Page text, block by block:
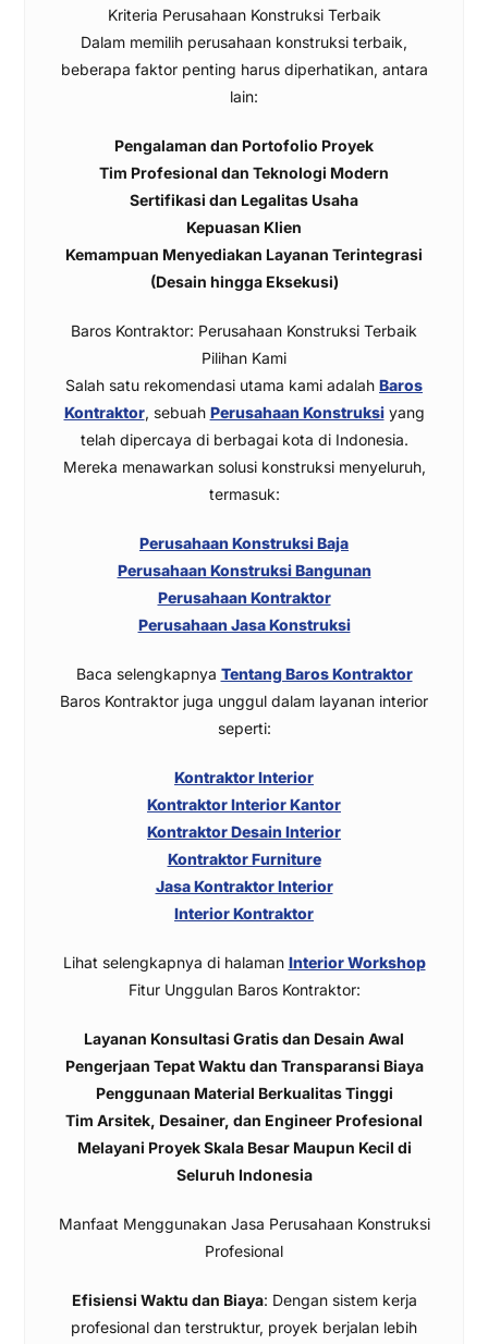
Kriteria Perusahaan Konstruksi Terbaik
Dalam memilih perusahaan konstruksi terbaik,
beberapa faktor penting harus diperhatikan, antara
lain:
Pengalaman dan Portofolio Proyek
Tim Profesional dan Teknologi Modern
Sertifikasi dan Legalitas Usaha
Kepuasan Klien
Kemampuan Menyediakan Layanan Terintegrasi
(Desain hingga Eksekusi)
Baros Kontraktor: Perusahaan Konstruksi Terbaik
Pilihan Kami
Salah satu rekomendasi utama kami adalah Baros
Kontraktor, sebuah Perusahaan Konstruksiyang
telah dipercaya di berbagai kota di Indonesia.
Mereka menawarkan solusi konstruksi menyeluruh,
termasuk:
Perusahaan Konstruksi Baja
Perusahaan Konstruksi Bangunan
Perusahaan Kontraktor
Perusahaan Jasa Konstruksi
Baca selengkapnya Tentang Baros Kontraktor
Baros Kontraktor juga unggul dalam layanan interior
seperti:
Kontraktor Interior
Kontraktor Interior Kantor
Kontraktor Desain Interior
Kontraktor Furniture
Jasa Kontraktor Interior
Interior Kontraktor
Lihat selengkapnya di halaman Interior Workshop
Fitur Unggulan Baros Kontraktor:
Layanan Konsultasi Gratis dan Desain Awal
Pengerjaan Tepat Waktu dan Transparansi Biaya
Penggunaan Material Berkualitas Tinggi
Tim Arsitek, Desainer, dan Engineer Profesional
Melayani Proyek Skala Besar Maupun Kecil di
Seluruh Indonesia
Manfaat Menggunakan Jasa Perusahaan Konstruksi
Profesional
Efisiensi Waktu dan Biaya: Dengan sistem kerja
profesional dan terstruktur, proyek berjalan lebih